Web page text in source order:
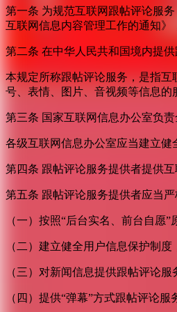
第一条 为规范互联网跟帖评论服
互联网信息内容管理工作的通知》
第二条 在中华人民共和国境内提
本规定所称跟帖评论服务，是指
号、表情、图片、音视频等信息的
第三条 国家互联网信息办公室负
各级互联网信息办公室应当建立
第四条 跟帖评论服务提供者提供
第五条 跟帖评论服务提供者应当
（一）按照“后台实名、前台自愿
（二）建立健全用户信息保护制
（三）对新闻信息提供跟帖评论
（四）提供“弹幕”方式跟帖评论